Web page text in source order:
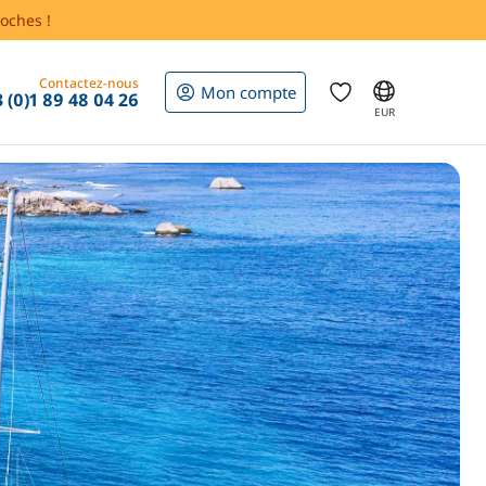
!
Contactez-nous
(0)1 89 48 04 26 Mon compte
EUR